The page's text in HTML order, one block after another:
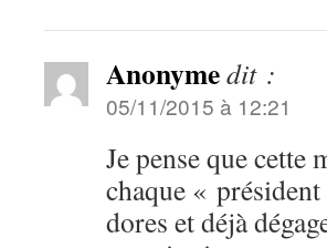
Anonymedit :
05/11/2015 à 12:21
Je pense que cette
chaque «
dores et déjà